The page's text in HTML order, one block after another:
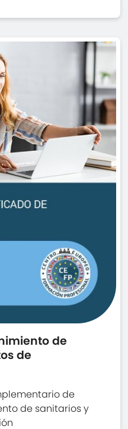
de
de
de
de sanitarios y